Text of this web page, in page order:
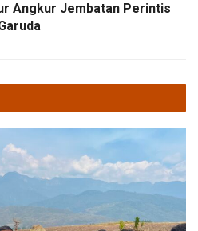
Angkur Jembatan Perintis